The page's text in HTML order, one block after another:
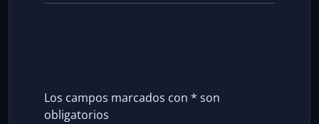
Los campos marcados con * son
obligatorios